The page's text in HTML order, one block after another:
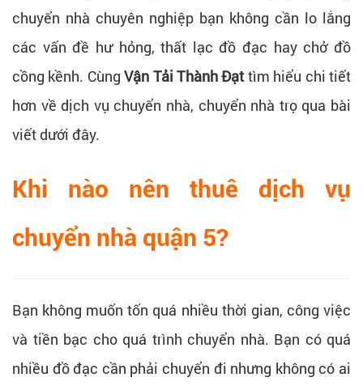
chuyển nhà chuyên nghiệp bạn không cần lo lắng
các vấn đề hư hỏng, thất lạc đồ đạc hay chở đồ
cồng kềnh. CùngVận Tải Thành Đạt tìm hiểu chi tiết
hơn về dịch vụ chuyển nhà, chuyển nhà trọ qua bài
viết dưới đây.
Khi nào nên thuê dịch vụ
chuyển nhà quận 5?
Bạn không muốn tốn quá nhiều thời gian, công việc
và tiền bạc cho quá trình chuyển nhà. Bạn có quá
nhiều đồ đạc cần phải chuyển đi nhưng không có ai